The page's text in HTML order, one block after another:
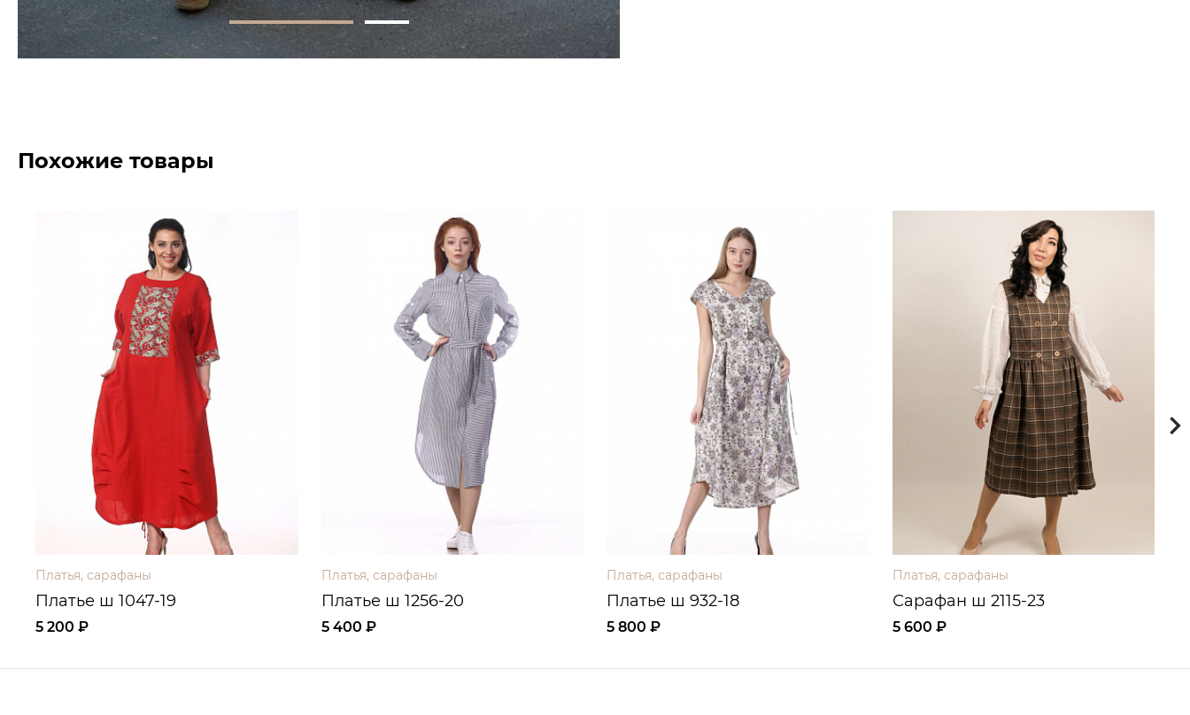
Похожие товары
Платья, сарафаны
Платье ш 1047-19
5 200 ₽
Платья, сарафаны
Платье ш 1256-20
5 400 ₽
Платья, сарафаны
Платье ш 932-18
5 800 ₽
Платья, сарафаны
Сарафан ш 2115-23
5 600 ₽